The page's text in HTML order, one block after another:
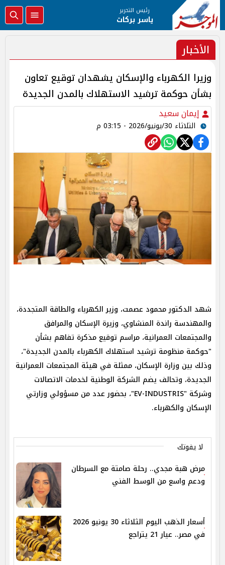
رئيس التحرير
ياسر بركات
الأخبار
وزيرا الكهرباء والإسكان يشهدان توقيع تعاون
بشأن حوكمة ترشيد الاستهلاك بالمدن الجديدة
إيمان سعيد
الثلاثاء 30/يونيو/2026 - 03:15 م
شهد الدكتور محمود عصمت، وزير الكهرباء والطاقة المتجددة،
والمهندسة راندة المنشاوي، وزيرة الإسكان والمرافق
والمجتمعات العمرانية، مراسم توقيع مذكرة تفاهم بشأن
"حوكمة منظومة ترشيد استهلاك الكهرباء بالمدن الجديدة"،
وذلك بين وزارة الإسكان، ممثلة في هيئة المجتمعات العمرانية
الجديدة، وتحالف يضم الشركة الوطنية لخدمات الاتصالات
وشركة "EV-INDUSTRIS"، بحضور عدد من مسؤولي وزارتي
الإسكان والكهرباء.
لا يفوتك
مرض هبة مجدي.. رحلة صامتة مع السرطان
ودعم واسع من الوسط الفني
أسعار الذهب اليوم الثلاثاء 30 يونيو 2026
في مصر.. عيار 21 يتراجع